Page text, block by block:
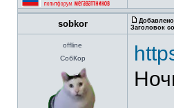
sobkor
Заголовок
offline
СобКор